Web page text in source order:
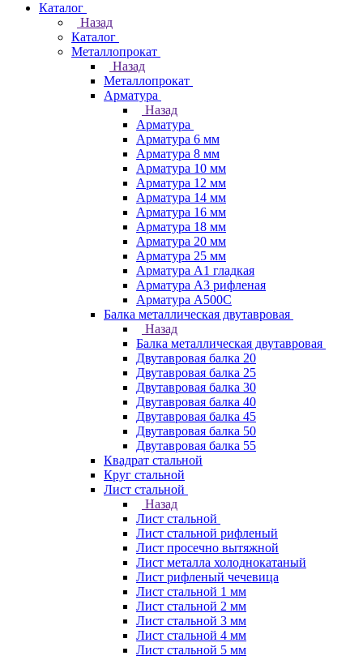
Каталог
Назад
Каталог
Металлопрокат
Назад
Металлопрокат
Арматура
Назад
Арматура
Арматура 6 мм
Арматура 8 мм
Арматура 10 мм
Арматура 12 мм
Арматура 14 мм
Арматура 16 мм
Арматура 18 мм
Арматура 20 мм
Арматура 25 мм
Арматура А1 гладкая
Арматура А3 рифленая
Арматура А500С
Балка металлическая двутавровая
Назад
Балка металлическая двутавровая
Двутавровая балка 20
Двутавровая балка 25
Двутавровая балка 30
Двутавровая балка 40
Двутавровая балка 45
Двутавровая балка 50
Двутавровая балка 55
Квадрат стальной
Круг стальной
Лист стальной
Назад
Лист стальной
Лист стальной рифленый
Лист просечно вытяжной
Лист металла холоднокатаный
Лист рифленый чечевица
Лист стальной 1 мм
Лист стальной 2 мм
Лист стальной 3 мм
Лист стальной 4 мм
Лист стальной 5 мм